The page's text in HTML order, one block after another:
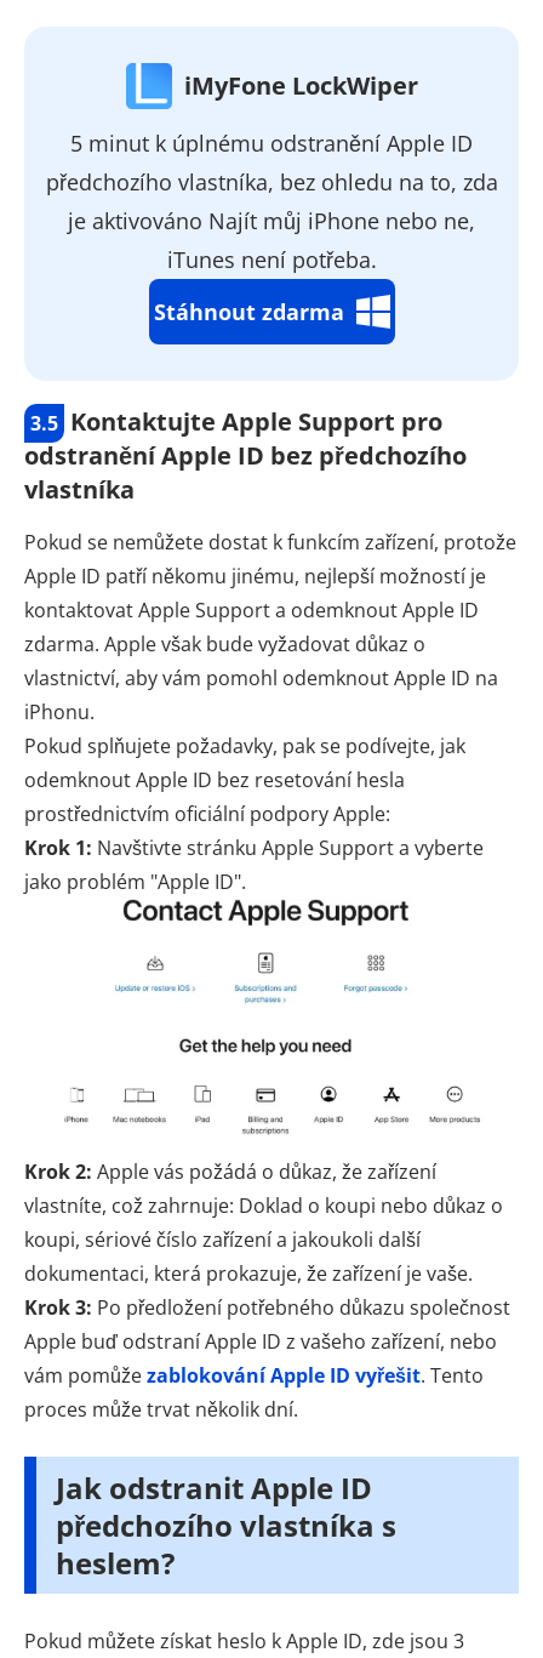
iMyFone LockWiper
5 minut k úplnému odstranění Apple ID
předchozího vlastníka, bez ohledu na to, zda
je aktivováno Najít můj iPhone nebo ne,
iTunes není potřeba.
Stáhnout zdarma
3.5 Kontaktujte Apple Support pro
odstranění Apple ID bez předchozího
vlastníka
Pokud se nemůžete dostat k funkcím zařízení, protože
Apple ID patří někomu jinému, nejlepší možností je
kontaktovat Apple Support a odemknout Apple ID
zdarma. Apple však bude vyžadovat důkaz o
vlastnictví, aby vám pomohl odemknout Apple ID na
iPhonu.
Pokud splňujete požadavky, pak se podívejte, jak
odemknout Apple ID bez resetování hesla
prostřednictvím oficiální podpory Apple:
Krok 1: Navštivte stránku Apple Support a vyberte
jako problém "Apple ID".
Krok 2: Apple vás požádá o důkaz, že zařízení
vlastníte, což zahrnuje: Doklad o koupi nebo důkaz o
koupi, sériové číslo zařízení a jakoukoli další
dokumentaci, která prokazuje, že zařízení je vaše.
Krok 3: Po předložení potřebného důkazu společnost
Apple buď odstraní Apple ID z vašeho zařízení, nebo
vám pomůžezablokování Apple ID vyřešit. Tento
proces může trvat několik dní.
Jak odstranit Apple ID
předchozího vlastníka s
heslem?
Pokud můžete získat heslo k Apple ID, zde jsou 3